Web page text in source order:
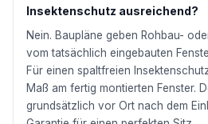
Insektenschutz ausreichend?
Nein. Baupläne geben Rohbau-
vom tatsächlich eingebauten
Für einen spaltfreien
Maß am fertig montierten Fenster.
grundsätzlich vor Ort nach dem